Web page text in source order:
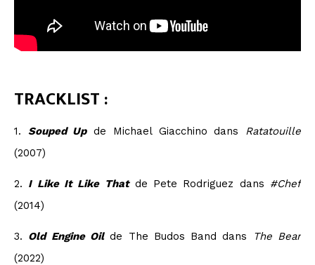
TRACKLIST :
Souped Upde Michael Giacchino dans
Ratatouille
(2007)
2. I Like It Like Thatde Pete Rodriguez dans #Chef
(2014)
3. Old Engine Oilde The Budos Band dans
The Bear
(2022)